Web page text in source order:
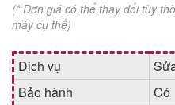
(* Đơn giá có thể thay đổi tùy
máy cụ thể)
Dịch vụ
Bảo hành
Có